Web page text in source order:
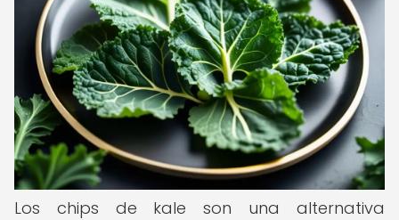
Los chips de kale son una alternativa